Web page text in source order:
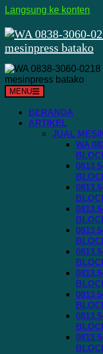
Langsung ke konten
MENU
BERANDA
ARTIKEL
JUAL
WA